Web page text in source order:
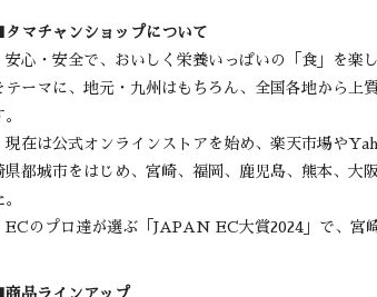
タマチャンショップについて
心・安全で、おいしく栄養いっぱいの「食」を楽
テーマに、地元・九州はもちろん、全国各地から上
在は公式オンラインストアを始め、楽天市場や
県都城市をはじめ、宮崎、福岡、鹿児島、熊本、大
。
のプロ達が選ぶ「JAPAN EC大賞2024」で、宮
商品ラインアップ